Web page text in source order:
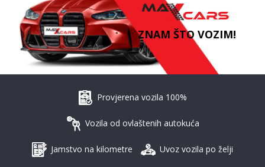
ZNAM ŠTO VOZIM!
Provjerena vozila 100%
Vozila od ovlaštenih autokuća
Jamstvo na kilometre Uvoz vozila po želji